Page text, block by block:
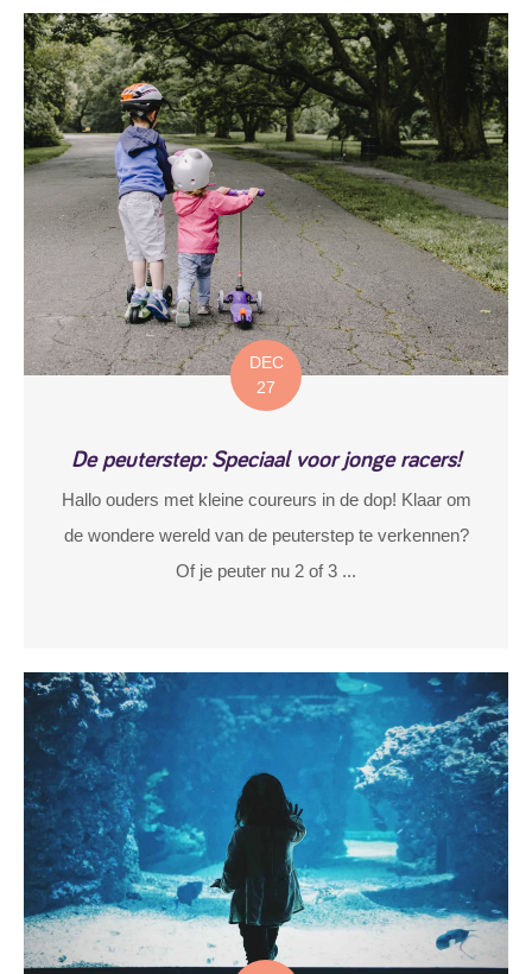
DEC
27
De peuterstep: Speciaal voor jonge racers!
Hallo ouders met kleine coureurs in de dop! Klaar om
de wondere wereld van de peuterstep te verkennen?
Of je peuter nu 2 of 3 ...